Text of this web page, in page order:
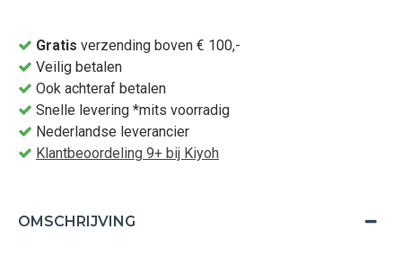
Gratis verzending boven € 100,-
Veilig betalen
Ook achteraf betalen
Snelle levering *mits voorradig
Nederlandse leverancier
Klantbeoordeling 9+ bij Kiyoh
OMSCHRIJVING